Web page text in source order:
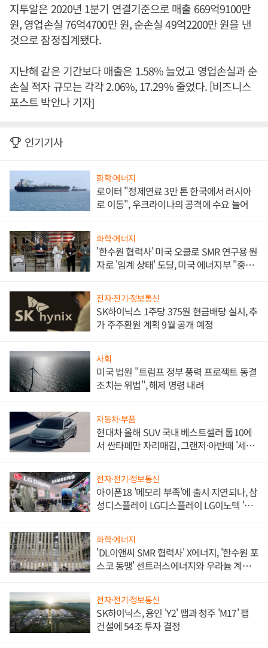
지투알은 2020년 1분기 연결기준으로 매출 669억9100만
원, 영업손실 76억4700만 원, 순손실 49억2200만 원을 낸
것으로 잠정집계됐다.
지난해 같은 기간보다 매출은 1.58% 늘었고 영업손실과 순
손실 적자 규모는 각각 2.06%, 17.29% 줄었다. [비즈니스
포스트 박안나 기자]
인기기사
화학·에너지
로이터 "정제연료 3만 톤 한국에서 러시아
로 이동", 우크라이나의 공격에 수요 늘어
화학·에너지
'한수원 협력사' 미국 오클로 SMR 연구용 원
자로 '임계 상태' 도달, 미국 에너지부 "중요
전자·전기·정보통신
SK하이닉스 1주당 375원 현금배당 실시, 추
가 주주환원 계획 9월 공개 예정
사회
미국 법원 "트럼프 정부 풍력 프로젝트 동결
조치는 위법", 해제 명령 내려
자동차·부품
현대차 올해 SUV 국내 베스트셀러 톱10에
서 싼타페만 자리매김, 그랜저·아반떼 '세단
전자·전기·정보통신
아이폰18 '메모리 부족'에 출시 지연되나, 삼
성디스플레이 LG디스플레이 LG이노텍 '탈
화학·에너지
'DL이앤씨 SMR 협력사' X에너지, '한수원 포
스코 동맹' 센트러스에너지와 우라늄 계약
전자·전기·정보통신
SK하이닉스, 용인 'Y2' 팹과 청주 'M17' 팹
건설에 54조 투자 결정